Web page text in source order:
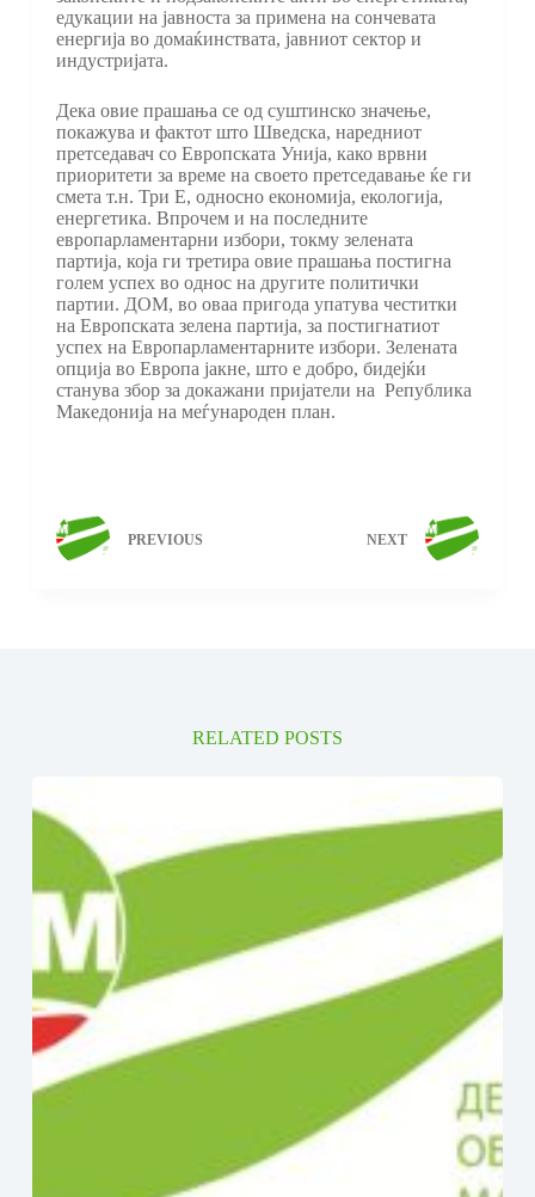
едукации на јавноста за примена на сончевата
енергија во домаќинствата, јавниот сектор и
индустријата.
Дека овие прашања се од суштинско значење,
покажува и фактот што Шведска, наредниот
претседавач со Европската Унија, како врвни
приоритети за време на своето претседавање ќе ги
смета т.н. Три Е, односно економија, екологија,
енергетика. Впрочем и на последните
европарламентарни избори, токму зелената
партија, која ги третира овие прашања постигна
голем успех во однос на другите политички
партии. ДОМ, во оваа пригода упатува честитки
на Европската зелена партија, за постигнатиот
успех на Европарламентарните избори. Зелената
опција во Европа јакне, што е добро, бидејќи
станува збор за докажани пријатели на Република
Македонија на меѓународен план.
PREVIOUS NEXT
RELATED POSTS